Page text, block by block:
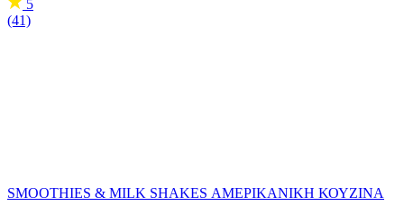
5
(41)
SMOOTHIES & MILK SHAKES ΑΜΕΡΙΚΑΝΙΚΗ ΚΟΥΖΙΝΑ